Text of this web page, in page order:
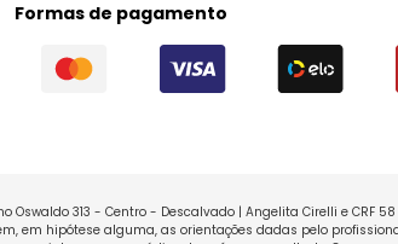
Formas de pagamento
Oswaldo 313 - Centro - Descalvado | Angelita Cirelli e
em hipótese alguma, as orientações dadas pelo